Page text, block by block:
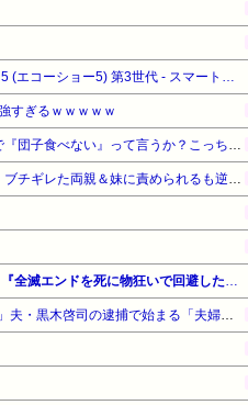
【Amazonデバイスサマーセール】【23%OFF！】 Amazon Echo Show 5 (エコーショー5) 第3世代 - スマートディスプレイ with Alexa、2メガピクセルカメラ付き、グレーシャーホワイト
すぎるｗｗｗｗｗ
【悲報】有吉「『俺テレビ見ない』って言う奴おかしいだろ。団子屋で『団子食べない』って言うか？こっちは芸人だぞ」
妻の流産に「泣いたって生き返らない」と苦笑いする自称ドライな兄。ブチギレた両親＆妹に責められるも逆上した兄の悲惨すぎる現在←淡々としてるんじゃなくて単なる冷血漢
【最大50%OFF】KADOKAWA カドサマー2026 第4弾（ライトノベル）『全滅エンドを死に物狂いで回避した。パーティが病んだ。』他
《全身打撲、頭部裂傷及び打撲、頸部損傷…》宮崎麗果の「DVの怪我」夫・黒木啓司の逮捕で始まる「夫婦の闘争」